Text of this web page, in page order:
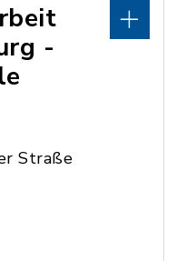
-
Straße